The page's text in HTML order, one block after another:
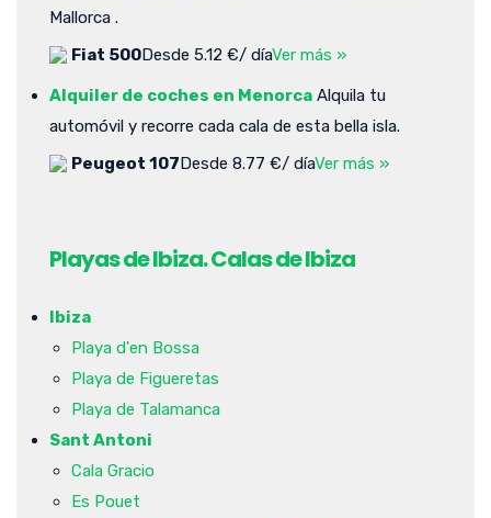
Mallorca .
Fiat 500Desde 5.12 €/ díaVer más »
Alquiler de coches en Menorca Alquila tu
automóvil y recorre cada cala de esta bella isla.
Peugeot 107Desde 8.77 €/ díaVer más »
Playas de Ibiza. Calas de Ibiza
Ibiza
Playa d'en Bossa
Playa de Figueretas
Playa de Talamanca
Sant Antoni
Cala Gracio
Es Pouet